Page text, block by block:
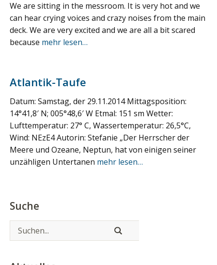
We are sitting in the messroom. It is very hot and we
can hear crying voices and crazy noises from the main
deck. We are very excited and we are all a bit scared
because mehr lesen…
Atlantik-Taufe
Datum: Samstag, der 29.11.2014 Mittagsposition:
14°41,8′ N; 005°48,6′ W Etmal: 151 sm Wetter:
Lufttemperatur: 27° C, Wassertemperatur: 26,5°C,
Wind: NEzE4 Autorin: Stefanie „Der Herrscher der
Meere und Ozeane, Neptun, hat von einigen seiner
unzähligen Untertanen mehr lesen…
Suche